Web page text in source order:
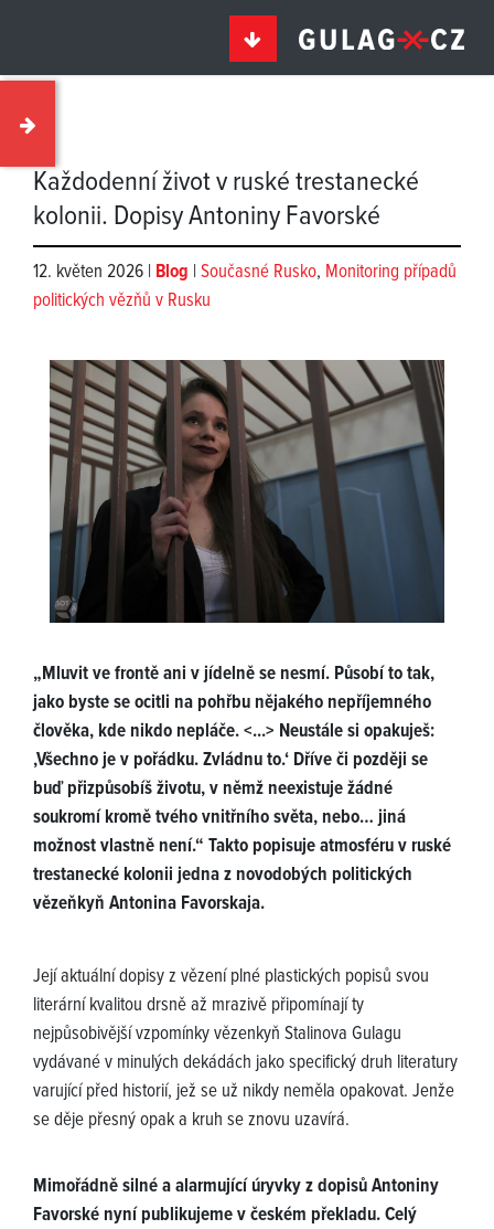
Každodenní život v ruské trestanecké
kolonii. Dopisy Antoniny Favorské
12. květen 2026 | Blog | Současné Rusko, Monitoring případů
politických vězňů v Rusku
„Mluvit ve frontě ani v jídelně se nesmí. Působí to tak,
jako byste se ocitli na pohřbu nějakého nepříjemného
člověka, kde nikdo nepláče. <...> Neustále si opakuješ:
‚Všechno je v pořádku. Zvládnu to.‘ Dříve či později se
buď přizpůsobíš životu, v němž neexistuje žádné
soukromí kromě tvého vnitřního světa, nebo… jiná
možnost vlastně není.“ Takto popisuje atmosféru v ruské
trestanecké kolonii jedna z novodobých politických
vězeňkyň Antonina Favorskaja.
Její aktuální dopisy z vězení plné plastických popisů svou
literární kvalitou drsně až mrazivě připomínají ty
nejpůsobivější vzpomínky vězenkyň Stalinova Gulagu
vydávané v minulých dekádách jako specifický druh literatury
varující před historií, jež se už nikdy neměla opakovat. Jenže
se děje přesný opak a kruh se znovu uzavírá.
Mimořádně silné a alarmující úryvky z dopisů Antoniny
Favorské nyní publikujeme v českém překladu. Celý